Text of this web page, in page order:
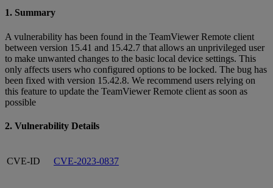
1. Summary
A vulnerability has been found in the TeamViewer Remote client
between version 15.41 and 15.42.7 that allows an unprivileged user
to make unwanted changes to the basic local device settings. This
only affects users who configured options to be locked. The bug has
been fixed with version 15.42.8. We recommend users relying on
this feature to update the TeamViewer Remote client as soon as
possible
2. Vulnerability Details
CVE-ID CVE-2023-0837